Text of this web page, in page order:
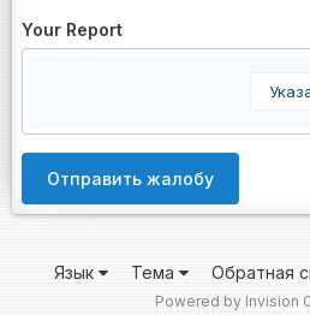
Your Report
Отправить жалобу
Язык Тема Обратная
Powered by Invision